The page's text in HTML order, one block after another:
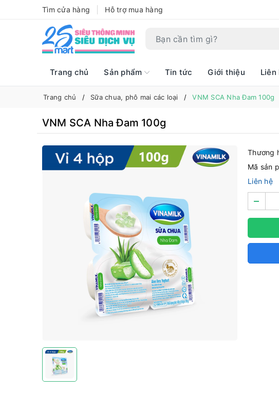
Tìm cửa hàng Hỗ trợ mua hàng
Trang chủ Sản phẩm Tin tức Giới thiệu Liên
Trang chủ Sữa chua, phô mai các loại VNM SCA Nha Đam 100g
VNM SCA Nha Đam 100g
Thương
Mã sản
Liên hệ
–